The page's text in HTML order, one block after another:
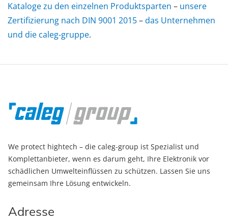
Kataloge zu den einzelnen Produktsparten – unsere
Zertifizierung nach DIN 9001 2015–das Unternehmen
und die caleg-gruppe.
We protect hightech – die caleg-group ist Spezialist und
Komplettanbieter, wenn es darum geht, Ihre Elektronik vor
schädlichen Umwelteinflüssen zu schützen. Lassen Sie uns
gemeinsam Ihre Lösung entwickeln.
Adresse